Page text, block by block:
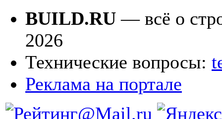
BUILD.RU — всё о
2026
Технические вопросы:
Реклама на портале